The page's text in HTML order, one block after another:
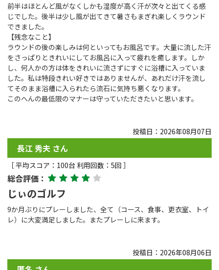
前半はほとんど風がなくしかも湿度が高く汗が次々と出てくる感
じでした。後半は少し風が出てきて暑さもまぎれ楽しくラウンド
できました。
【残念なこと】
ラウンドの後の楽しみは何といってもお風呂です。大量に流した汗
をさっぱりときれいにしてお風呂に入って疲れを癒します。しか
し、何人かの方は体をきれいに流さずにすぐに浴槽に入っていま
した。私は特段きれい好きではありませんが、あれだけ汗を流し
てそのまま浴槽に入られたら流石に気持ち悪くなります。
このへんの最低限のマナーは守っていただきたいと思います。
長江 秀夫 さん
［ 平均スコア：100台 利用回数：5回 ］
投稿日：2026年08月07日
総合評価：
じぃのゴルフ
9か月ぶりにプレーしました、全て（コース、食事、更衣室、トイ
レ）に大変満足しました。またプレーしに来ます。
投稿日：2026年08月06日